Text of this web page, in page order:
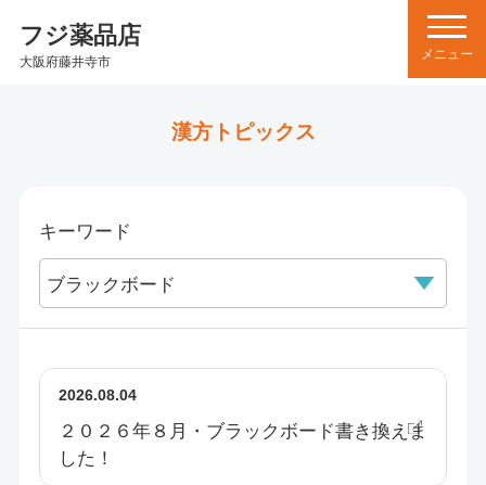
フジ薬品店
大阪府藤井寺市
漢方トピックス
キーワード
2026.08.04
２０２６年８月・ブラックボード書き換えま
した！